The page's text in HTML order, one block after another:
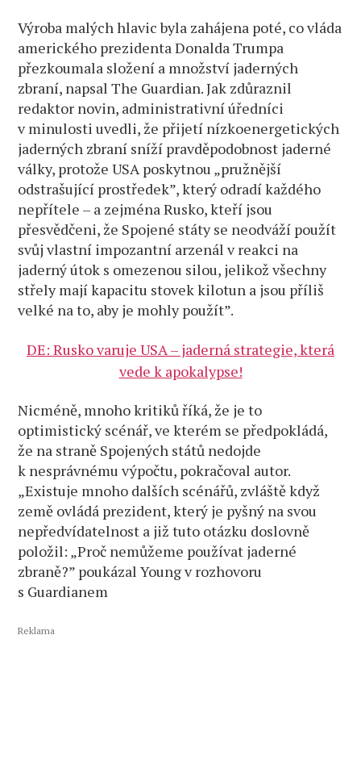
Výroba malých hlavic byla zahájena poté, co vláda
amerického prezidenta Donalda Trumpa
přezkoumala složení a množství jaderných
zbraní, napsal The Guardian. Jak zdůraznil
redaktor novin, administrativní úředníci
v minulosti uvedli, že přijetí nízkoenergetických
jaderných zbraní sníží pravděpodobnost jaderné
války, protože USA poskytnou „pružnější
odstrašující prostředek”, který odradí každého
nepřítele – a zejména Rusko, kteří jsou
přesvědčeni, že Spojené státy se neodváží použít
svůj vlastní impozantní arzenál v reakci na
jaderný útok s omezenou silou, jelikož všechny
střely mají kapacitu stovek kilotun a jsou příliš
velké na to, aby je mohly použít”.
DE: Rusko varuje USA – jaderná strategie, která
vede k apokalypse!
Nicméně, mnoho kritiků říká, že je to
optimistický scénář, ve kterém se předpokládá,
že na straně Spojených států nedojde
k nesprávnému výpočtu, pokračoval autor.
„Existuje mnoho dalších scénářů, zvláště když
země ovládá prezident, který je pyšný na svou
nepředvídatelnost a již tuto otázku doslovně
položil: „Proč nemůžeme používat jaderné
zbraně?” poukázal Young v rozhovoru
s Guardianem
Reklama